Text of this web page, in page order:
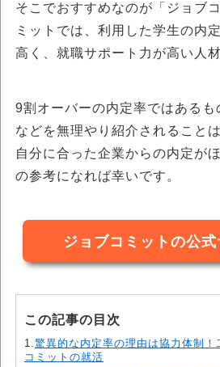
そこでおすすめなのが「ジョブ
ミットでは、利用した学生の内
高く、就職サポート力が高い人
9割オーバーの内定率ではあるも
などを無理やり紹介されること
自分に合った企業からの内定が
の参考になれば幸いです。
ジョブコミットの公
この記事の目次
1.驚異的な内定率の理由は協力体制！
コミットの就活